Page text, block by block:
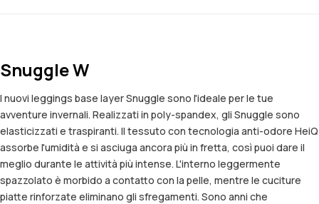
Snuggle W
I nuovi leggings base layer Snuggle sono l'ideale per le tue
avventure invernali. Realizzati in poly-spandex, gli Snuggle sono
elasticizzati e traspiranti. Il tessuto con tecnologia anti-odore HeiQ
assorbe l'umidità e si asciuga ancora più in fretta, così puoi dare il
meglio durante le attività più intense. L'interno leggermente
spazzolato è morbido a contatto con la pelle, mentre le cuciture
piatte rinforzate eliminano gli sfregamenti. Sono anni che